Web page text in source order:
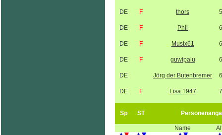
DE F thors
DE F Phil
DE F Musix61
DE F guwipalu
DE Jörg der Butenbremer
DE F Lisa 1947
Sp ST
Name